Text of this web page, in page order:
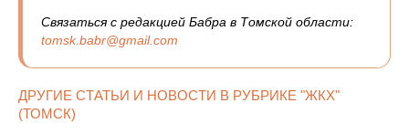
Связаться с редакцией Бабра в Томской области:
tomsk.babr@gmail.com
ДРУГИЕ СТАТЬИ И НОВОСТИ В РУБРИКЕ "ЖКХ"
(ТОМСК)